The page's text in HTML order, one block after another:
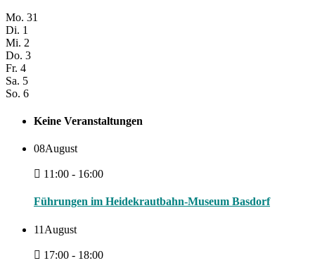
Mo. 31
Di. 1
Mi. 2
Do. 3
Fr. 4
Sa. 5
So. 6
Keine Veranstaltungen
08August
11:00 - 16:00
Führungen im Heidekrautbahn-Museum Basdorf
11 August
17:00 - 18:00